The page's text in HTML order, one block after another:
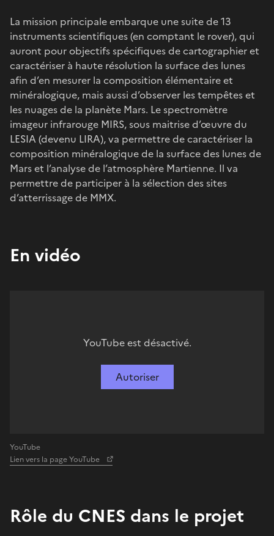
La mission principale embarque une suite de 13
instruments scientifiques (en comptant le rover), qui
auront pour objectifs spécifiques de cartographier et
caractériser à haute résolution la surface des lunes
afin d’en mesurer la composition élémentaire et
minéralogique, mais aussi d’observer les tempêtes et
les nuages de la planète Mars. Le spectromètre
imageur infrarouge MIRS, sous maitrise d’œuvre du
LESIA (devenu LIRA), va permettre de caractériser la
composition minéralogique de la surface des lunes de
Mars et l’analyse de l’atmosphère Martienne. Il va
permettre de participer à la sélection des sites
d’atterrissage de MMX.
En vidéo
YouTube est désactivé.
Autoriser
YouTube
Lien vers la page YouTube
Rôle du CNES dans le projet